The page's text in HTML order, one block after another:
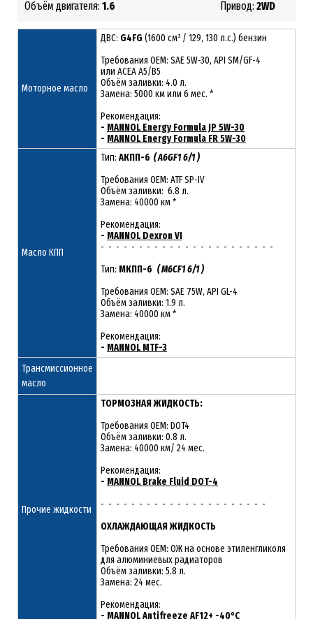
Объём двигателя: 1.6
Привод: 2WD
Моторное масло
ДВС: G4FG (1600 см³ / 129, 130 л.с.) бензин
Требования ОЕМ: SAE 5W-30, API SM/GF-4
или ACEA A5/B5
Объём заливки: 4.0 л.
Замена: 5000 км или 6 мес. *
Рекомендация:
- MANNOL Energy Formula JP 5W-30
- MANNOL Energy Formula FR 5W-30
Масло КПП
Тип: АКПП-6 ( A6GF1 6/1 )
Требования OEM: ATF SP-IV
Объём заливки: 6.8 л.
Замена: 40000 км *
Рекомендация:
- MANNOL Dexron VI
- - - - - - - - - - - - - - - - - - - - - - -
Тип: МКПП-6 ( M6CF1 6/1 )
Требования OEM: SAE 75W, API GL-4
Объём заливки: 1.9 л.
Замена: 40000 км *
Рекомендация:
- MANNOL MTF-3
Трансмиссионное
масло
Прочие жидкости
ТОРМОЗНАЯ ЖИДКОСТЬ:
Требования OEM: DOT4
Объём заливки: 0.8 л.
Замена: 40000 км/ 24 мес.
Рекомендация:
- MANNOL Brake Fluid DOT-4
- - - - - - - - - - - - - - - - - - - - - -
ОХЛАЖДАЮЩАЯ ЖИДКОСТЬ
Требования OEM: ОЖ на основе этиленгликоля
для алюминиевых радиаторов
Объём заливки: 5.8 л.
Замена: 24 мес.
Рекомендация:
- MANNOL Antifreeze AF12+ -40°C